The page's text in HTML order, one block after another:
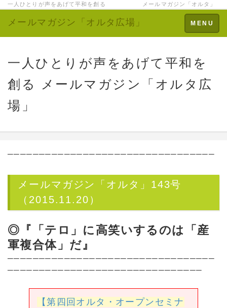
一人ひとりが声をあげて平和を創る メールマガジン「オルタ」
Toggle
navigation
MENU
メールマガジン「オルタ広場」
一人ひとりが声をあげて平和を
創る メールマガジン「オルタ広
場」
─────────────────────────────────
メールマガジン「オルタ」143号
（2015.11.20）
◎『「テロ」に高笑いするのは「産
軍複合体」だ』
─────────────────────────────────
───────────────────────────────
【第四回オルタ・オープンセミナ